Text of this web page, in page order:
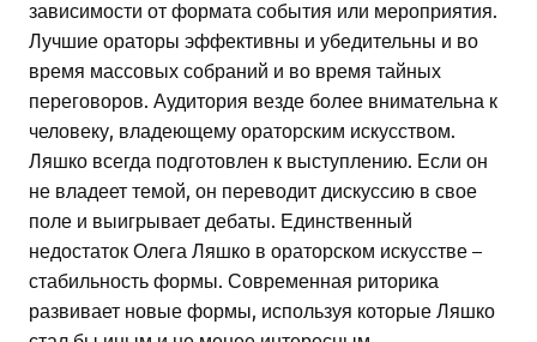
зависимости от формата события или мероприятия.
Лучшие ораторы эффективны и убедительны и во
время массовых собраний и во время тайных
переговоров. Аудитория везде более внимательна к
человеку, владеющему ораторским искусством.
Ляшко всегда подготовлен к выступлению. Если он
не владеет темой, он переводит дискуссию в свое
поле и выигрывает дебаты. Единственный
недостаток Олега Ляшко в ораторском искусстве –
стабильность формы. Современная риторика
развивает новые формы, используя которые Ляшко